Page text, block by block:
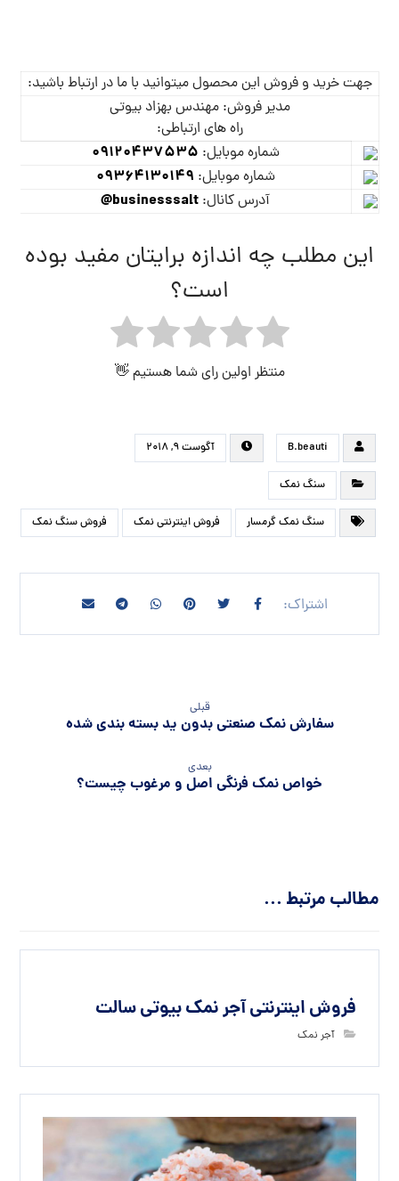
جهت خرید و فروش این محصول میتوانید با ما در ارتباط باشید:
مدیر فروش: مهندس بهزاد بیوتی
راه های ارتباطی:
شماره موبایل: 09120437535
شماره موبایل: 09364130149
آدرس کانال: businesssalt@
این مطلب چه اندازه برایتان مفید بوده
است؟
منتظر اولین رای شما هستیم 👋
B.beauti آگوست ۹, ۲۰۱۸
سنگ نمک
سنگ نمک گرمسار فروش اینترنتی نمک فروش سنگ نمک
قبلی
سفارش نمک صنعتی بدون ید بسته بندی شده
بعدی
خواص نمک فرنگی اصل و مرغوب چیست؟
مطالب مرتبط ...
فروش اینترنتی آجر نمک بیوتی سالت
آجر نمک